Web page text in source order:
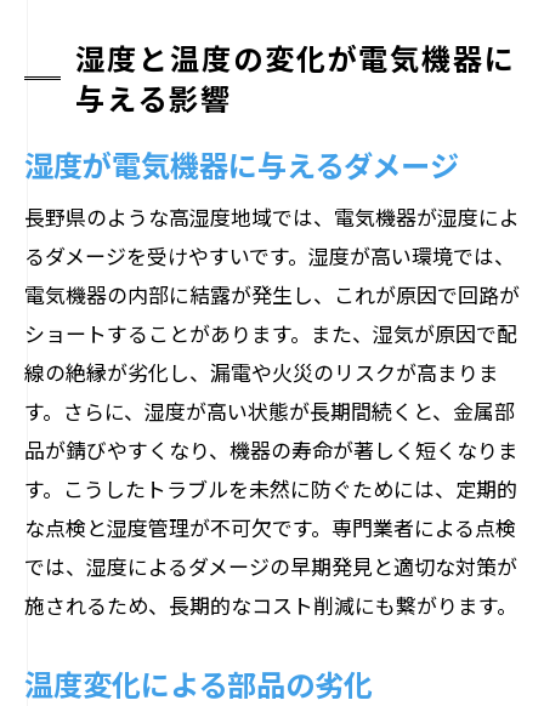
湿度と温度の変化が電気機器に
与える影響
湿度が電気機器に与えるダメージ
長野県のような高湿度地域では、電気機器が湿度によ
るダメージを受けやすいです。湿度が高い環境では、
電気機器の内部に結露が発生し、これが原因で回路が
ショートすることがあります。また、湿気が原因で配
線の絶縁が劣化し、漏電や火災のリスクが高まりま
す。さらに、湿度が高い状態が長期間続くと、金属部
品が錆びやすくなり、機器の寿命が著しく短くなりま
す。こうしたトラブルを未然に防ぐためには、定期的
な点検と湿度管理が不可欠です。専門業者による点検
では、湿度によるダメージの早期発見と適切な対策が
施されるため、長期的なコスト削減にも繋がります。
温度変化による部品の劣化